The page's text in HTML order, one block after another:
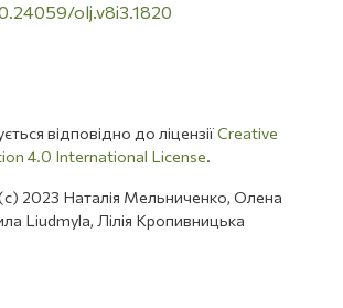
olj.v8i3.1820
відповідно до ліцензіїCreative
4.0 International License.
2023 Наталія Мельниченко, Олена
Liudmyla, Лілія Кропивницька